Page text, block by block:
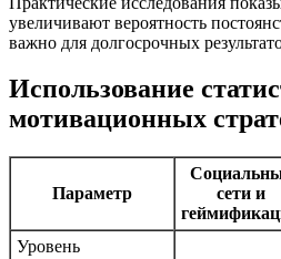
увеличивают вероятность
важно для долгосрочных
Использование
мотивационных
Параметр
сети и
Уровень